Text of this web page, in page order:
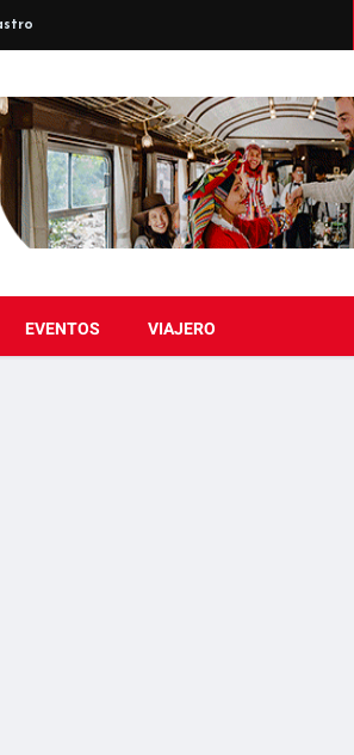
EVENTOS VIAJERO